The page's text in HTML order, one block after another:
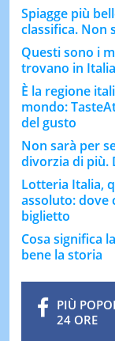
Spiagge più
classifica. Non
Questi sono i
trovano in
È la regione
mondo:
del gusto
Non sarà per
divorzia di più.
Lotteria Italia,
assoluto: dove
biglietto
Cosa significa
bene la storia
PIÙ
24 ORE